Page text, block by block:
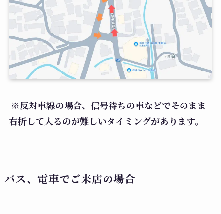
※反対車線の場合、信号待ちの車などでそのまま
右折して入るのが難しいタイミングがあります。
バス、電車でご来店の場合